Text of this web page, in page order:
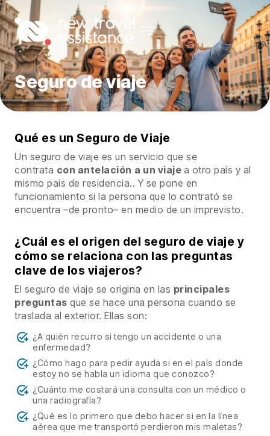
Seguro de viaje
Qué es un Seguro de Viaje
Un seguro de viaje es un servicio que se
contrata con antelación a un viaje a otro país y al
mismo país de residencia.. Y se pone en
funcionamiento si la persona que lo contrató se
encuentra –de pronto– en medio de un imprevisto.
¿Cuál es el origen del seguro de viaje y
cómo se relaciona con las preguntas
clave de los viajeros?
El seguro de viaje se origina en las principales
preguntas que se hace una persona cuando se
traslada al exterior. Ellas son:
¿A quién recurro si tengo un accidente o una
enfermedad?
¿Cómo hago para pedir ayuda si en el país donde
estoy no se habla un idioma que conozco?
¿Cuánto me costará una consulta con un médico o
una radiografía?
¿Qué es lo primero que debo hacer si en la línea
aérea que me transportó perdieron mis maletas?